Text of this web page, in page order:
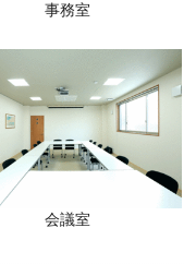
事務室
会議室